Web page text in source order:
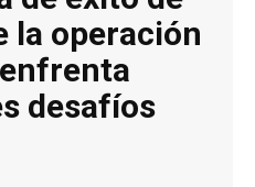
la operación
desafíos